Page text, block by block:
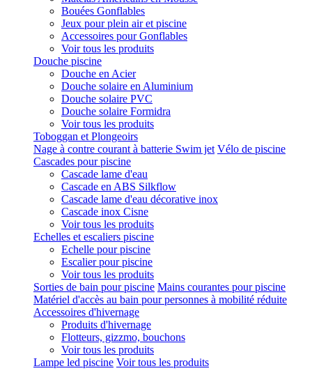
Bouées Gonflables
Jeux pour plein air et piscine
Accessoires pour Gonflables
Voir tous les produits
Douche piscine
Douche en Acier
Douche solaire en Aluminium
Douche solaire PVC
Douche solaire Formidra
Voir tous les produits
Toboggan et Plongeoirs
Nage à contre courant à batterie Swim jet Vélo de piscine
Cascades pour piscine
Cascade lame d'eau
Cascade en ABS Silkflow
Cascade lame d'eau décorative inox
Cascade inox Cisne
Voir tous les produits
Echelles et escaliers piscine
Echelle pour piscine
Escalier pour piscine
Voir tous les produits
Sorties de bain pour piscine Mains courantes pour piscine
Matériel d'accès au bain pour personnes à mobilité réduite
Accessoires d'hivernage
Produits d'hivernage
Flotteurs, gizzmo, bouchons
Voir tous les produits
Lampe led piscine Voir tous les produits